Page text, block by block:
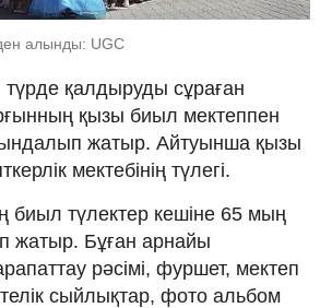
алынды: UGC
қалдыруды сұраған
қызы биыл мектеппен
жатыр. Айтуынша қызы
мектебінің түлегі.
биыл түлектер кешіне 65 мың
жатыр. Бұған арнайы
рәсімі, фуршет, мектеп
сыйлықтар, фото альбом